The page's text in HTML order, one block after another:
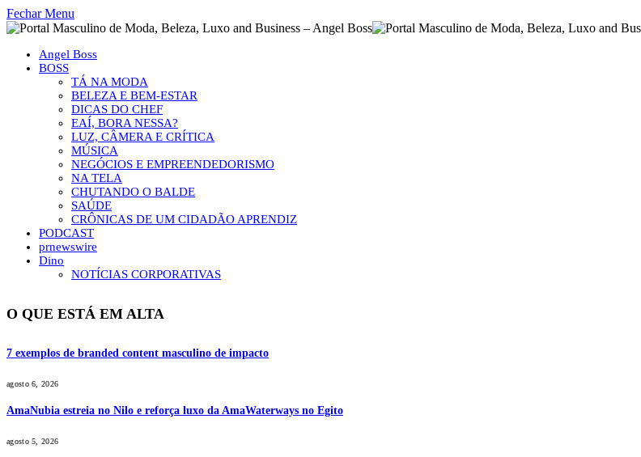
Fechar Menu
Angel Boss
BOSS
TÁ NA MODA
BELEZA E BEM-ESTAR
DICAS DO CHEF
EAÍ, BORA NESSA?
LUZ, CÂMERA E CRÍTICA
MÚSICA
NEGÓCIOS E EMPREENDEDORISMO
NA TELA
CHUTANDO O BALDE
SAÚDE
CRÔNICAS DE UM CIDADÃO APRENDIZ
PODCAST
prnewswire
Dino
NOTÍCIAS CORPORATIVAS
O QUE ESTÁ EM ALTA
7 exemplos de branded content masculino de impacto
agosto 6, 2026
AmaNubia estreia no Nilo e reforça luxo da AmaWaterways no Egito
agosto 5, 2026